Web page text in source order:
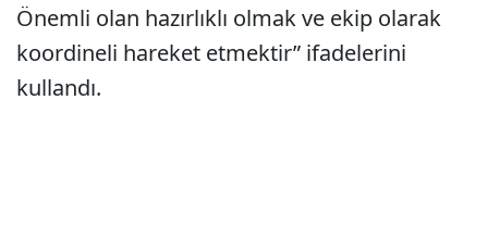
Önemli olan hazırlıklı olmak ve ekip olarak
koordineli hareket etmektir” ifadelerini
kullandı.